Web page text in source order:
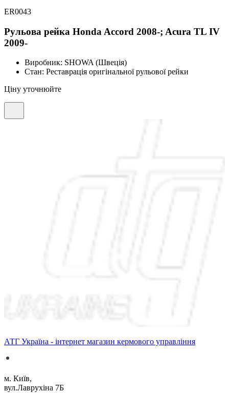
ER0043
Рульова рейка Honda Accord 2008-; Acura TL IV
2009-
Виробник: SHOWA (Швеція)
Стан: Реставрація оригінальної рульової рейки
Ціну уточнюйте
АТГ Україна - інтернет магазин кермового управління
м. Київ,
вул.Лаврухіна 7Б